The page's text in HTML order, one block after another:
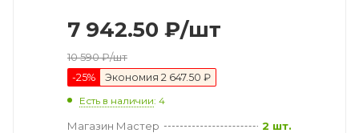
7 942.50 ₽/шт
10 590₽/шт
-25% Экономия 2 647.50 ₽
Есть в наличии: 4
Магазин Мастер
2 шт.